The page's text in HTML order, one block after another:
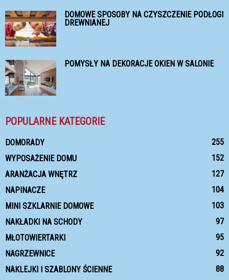
DOMOWE SPOSOBY NA CZYSZCZENIE PODŁOGI
DREWNIANEJ
POMYSŁY NA DEKORACJE OKIEN W SALONIE
POPULARNE KATEGORIE
DOMORADY
255
WYPOSAŻENIE DOMU
152
ARANŻACJA WNĘTRZ
127
NAPINACZE
104
MINI SZKLARNIE DOMOWE
103
NAKŁADKI NA SCHODY
97
MŁOTOWIERTARKI
95
NAGRZEWNICE
92
NAKLEJKI I SZABLONY ŚCIENNE
88